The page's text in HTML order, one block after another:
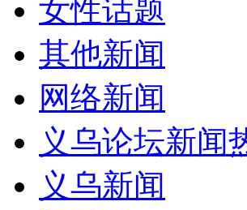
女性话题
其他新闻
网络新闻
义乌论坛新闻
义乌新闻